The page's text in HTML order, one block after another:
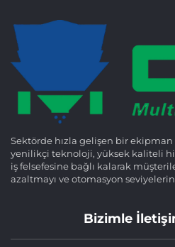
Sektörde hızla gelişen bir
yenilikçi teknoloji, yüksek kaliteli
iş felsefesine bağlı kalarak
azaltmayı ve otomasyon
Bizimle